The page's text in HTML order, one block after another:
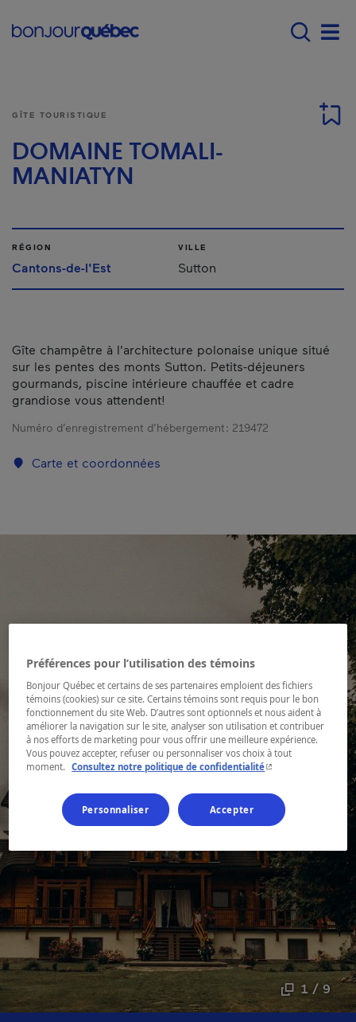
Main navigation -
1 / 9
GÎTE TOURISTIQUE
DOMAINE TOMALI-
MANIATYN
RÉGION
Cantons-de-l'Est
VILLE
Sutton
Gîte champêtre à l'architecture polonaise unique situé
sur les pentes des monts Sutton. Petits-déjeuners
gourmands, piscine intérieure chauffée et cadre
grandiose vous attendent!
Numéro d’enregistrement d’hébergement : 219472
Carte et coordonnées
Préférences pour l’utilisation des témoins
Bonjour Québec et certains de ses partenaires emploient des fichiers
témoins (cookies) sur ce site. Certains témoins sont requis pour le bon
fonctionnement du site Web. D’autres sont optionnels et nous aident à
améliorer la navigation sur le site, analyser son utilisation et contribuer
à nos efforts de marketing pour vous offrir une meilleure expérience.
Vous pouvez accepter, refuser ou personnaliser vos choix à tout
moment. Consultez notre politique de confidentialité- Cet hyperlien
Personnaliser Accepter